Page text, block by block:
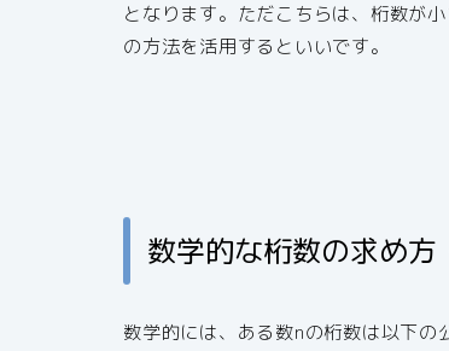
となります。ただこちらは、桁数が
の方法を活用するといいです。
数学的な桁数の求め方
数学的には、ある数nの桁数は以下の